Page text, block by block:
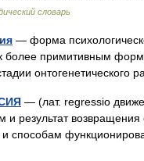
словарь
— форма
к более примитивным
онтогенетического
— (лат. regressio
и результат
способам